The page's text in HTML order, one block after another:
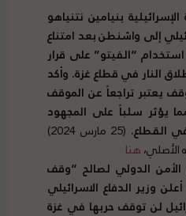
بنيامين نتنياهو
إلى واشنطن بعد امتناع
استخدام “الفيتو” على قرار
النار في قطاع غزة. وأكد
يعتبر تراجعاً عن الموقف
يؤثر سلباً على المجهود
القطاع.
(25 مارس 2024)
الأصلي،هنا
الدولي لصالح “وقف
وزير الدفاع الاسرائيلي
لن توقف حربها في غزة